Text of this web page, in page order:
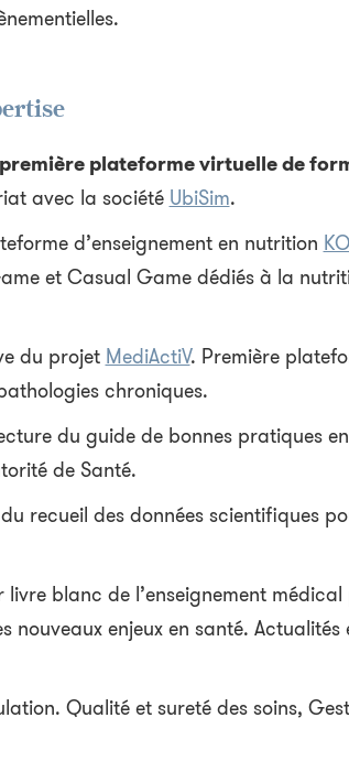
plateforme virtuelle de
avec la société UbiSim.
d’enseignement en nutrition
et Casual Game dédiés à la
du projet MediActiV. Première
chroniques.
du guide de bonnes pratiques
de Santé.
recueil des données scientifiques
blanc de l’enseignement
nouveaux enjeux en santé.
Qualité et sureté des soins,